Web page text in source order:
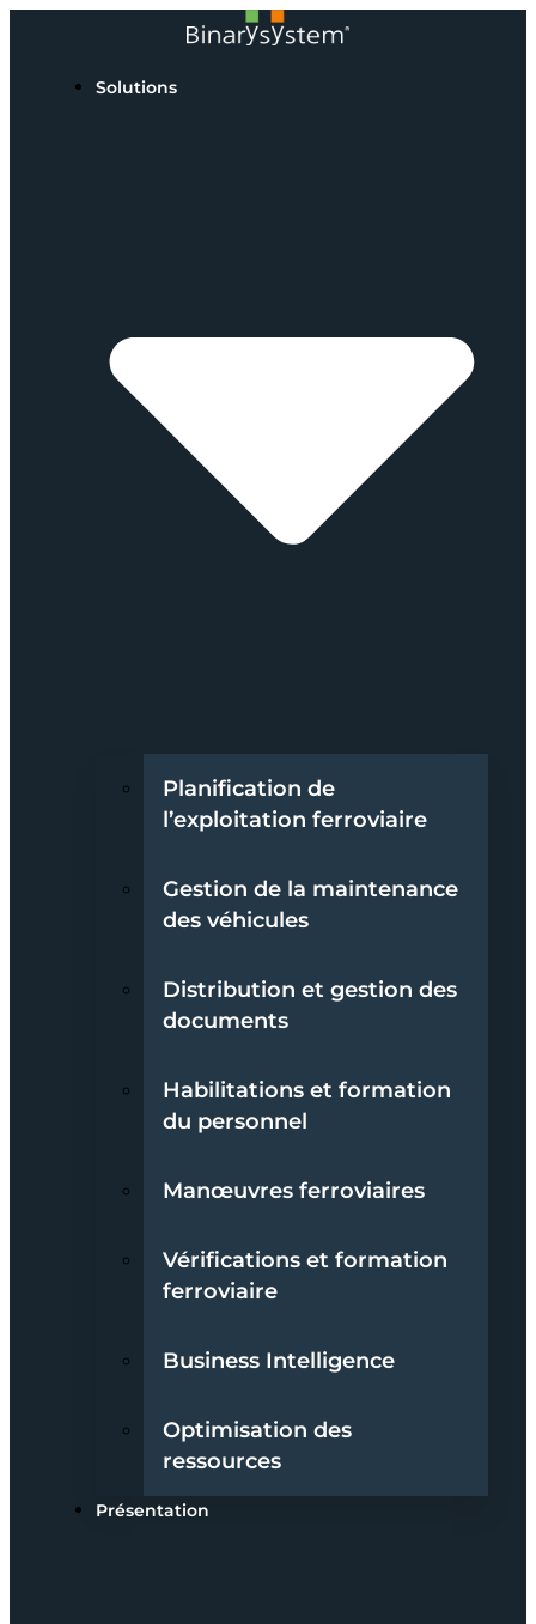
Solutions
Planification de
l’exploitation ferroviaire
Gestion de la maintenance
des véhicules
Distribution et gestion des
documents
Habilitations et formation
du personnel
Manœuvres ferroviaires
Vérifications et formation
ferroviaire
Business Intelligence
Optimisation des
ressources
Présentation